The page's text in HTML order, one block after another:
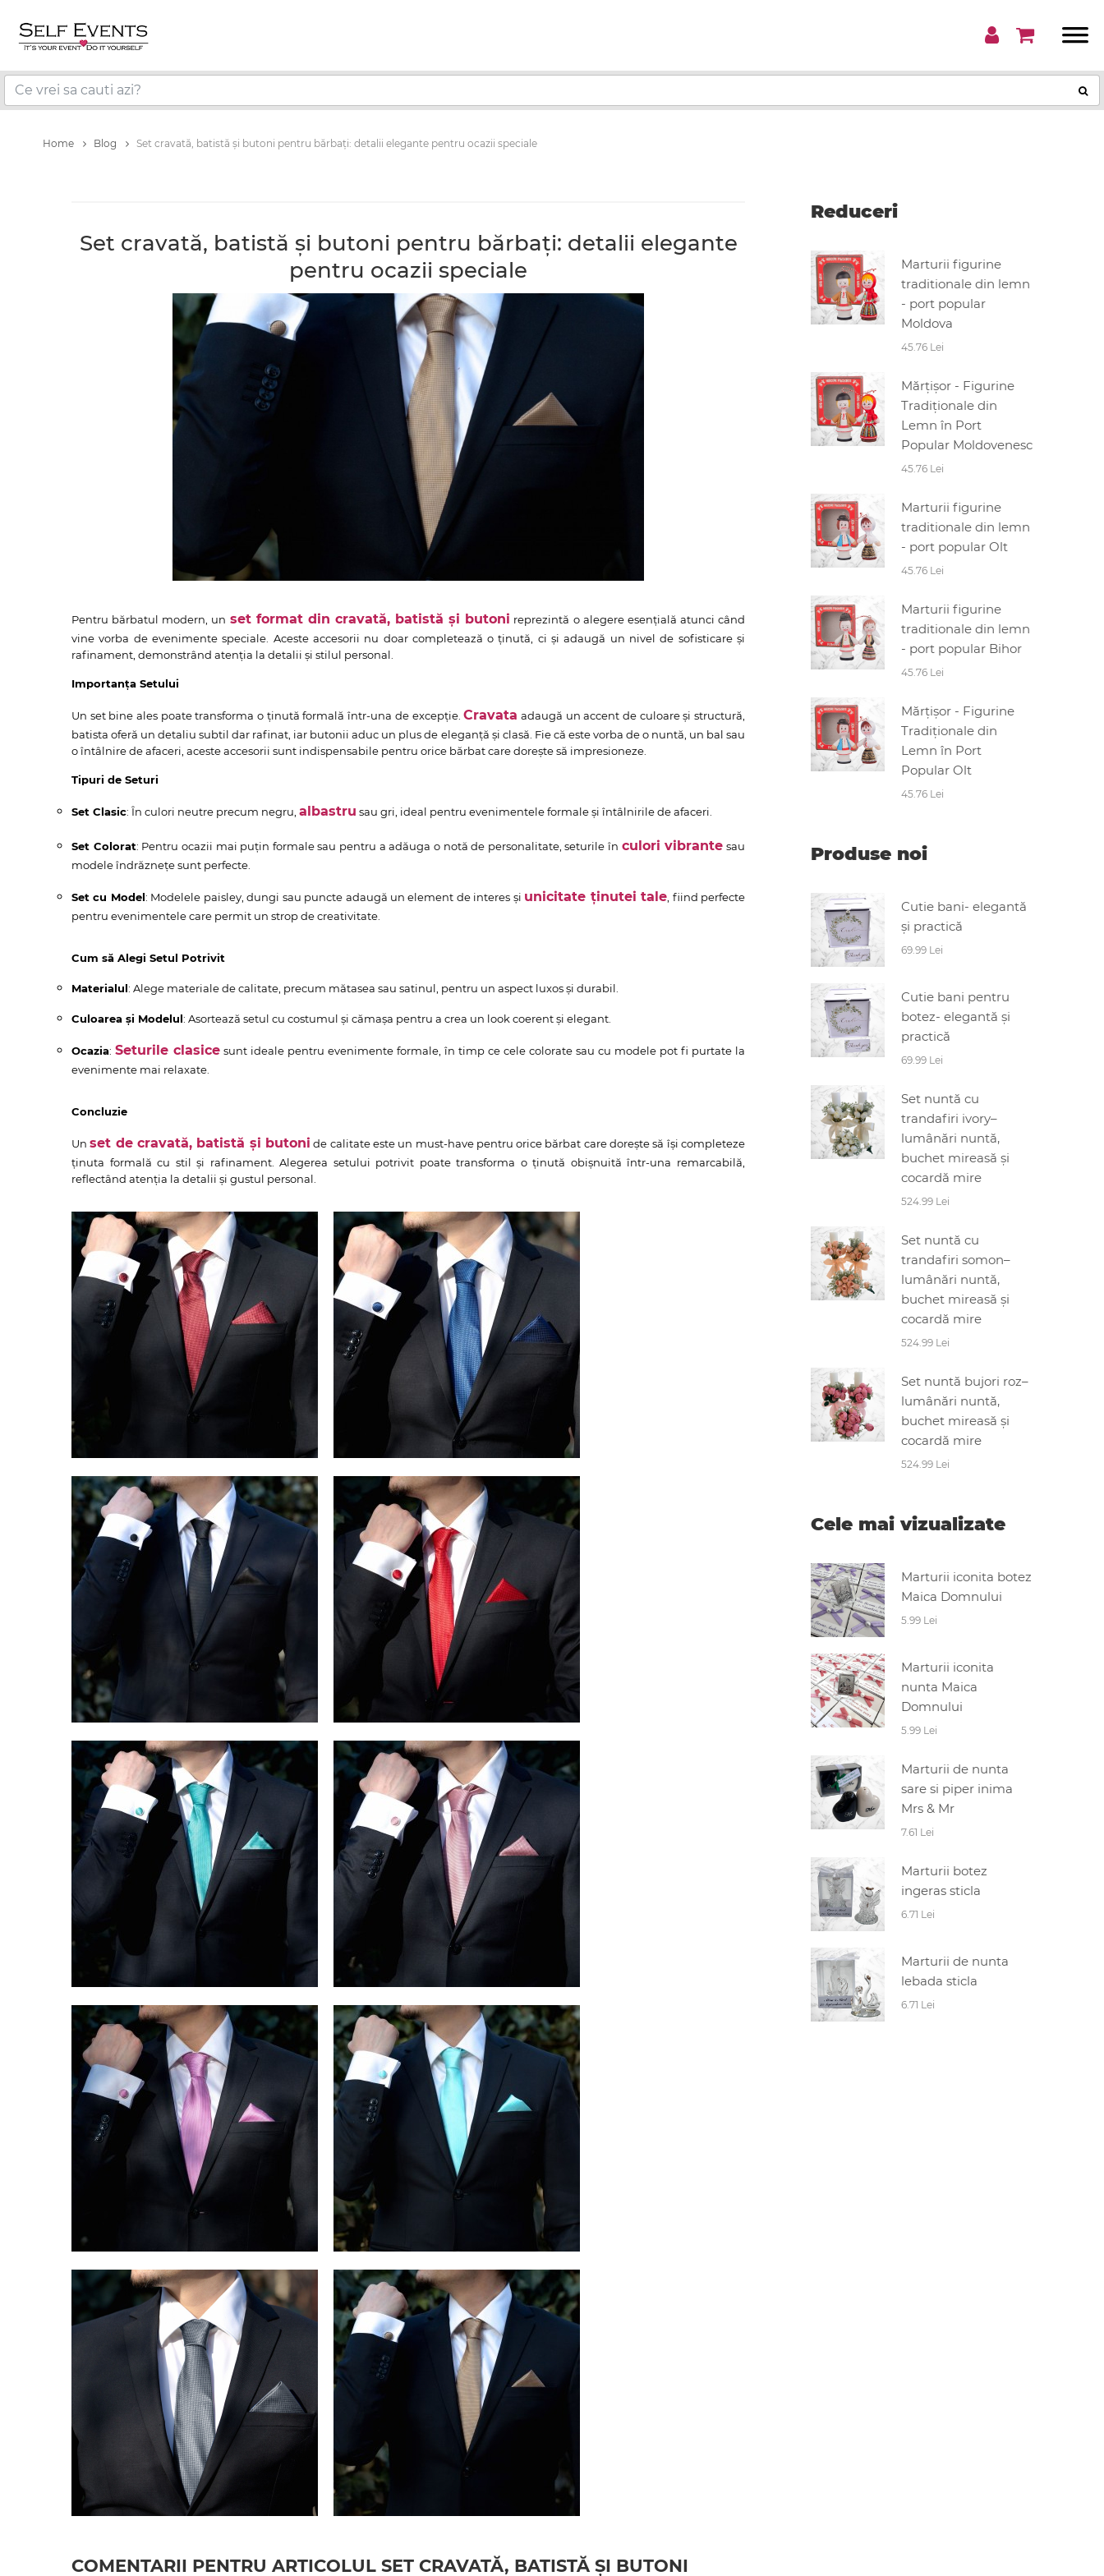
Home Blog Set cravată, batistă și butoni pentru bărbați: detalii elegante pentru ocazii speciale
Set cravată, batistă și butoni pentru bărbați: detalii elegante
pentru ocazii speciale
Pentru bărbatul modern, un set format din cravată, batistă și butoni reprezintă o alegere esențială atunci când
vine vorba de evenimente speciale. Aceste accesorii nu doar completează o ținută, ci și adaugă un nivel de sofisticare și
rafinament, demonstrând atenția la detalii și stilul personal.
Importanța Setului
Un set bine ales poate transforma o ținută formală într-una de excepție.Cravata adaugă un accent de culoare și structură,
batista oferă un detaliu subtil dar rafinat, iar butonii aduc un plus de eleganță și clasă. Fie că este vorba de o nuntă, un bal sau
o întâlnire de afaceri, aceste accesorii sunt indispensabile pentru orice bărbat care dorește să impresioneze.
Tipuri de Seturi
Set Clasic: În culori neutre precum negru, albastru sau gri, ideal pentru evenimentele formale și întâlnirile de afaceri.
Set Colorat: Pentru ocazii mai puțin formale sau pentru a adăuga o notă de personalitate, seturile în culori vibrante sau
modele îndrăznețe sunt perfecte.
Set cu Model: Modelele paisley, dungi sau puncte adaugă un element de interes și unicitate ținutei tale , fiind perfecte
pentru evenimentele care permit un strop de creativitate.
Cum să Alegi Setul Potrivit
Materialul: Alege materiale de calitate, precum mătasea sau satinul, pentru un aspect luxos și durabil.
Culoarea și Modelul: Asortează setul cu costumul și cămașa pentru a crea un look coerent și elegant.
Ocazia: Seturile clasice sunt ideale pentru evenimente formale, în timp ce cele colorate sau cu modele pot fi purtate la
evenimente mai relaxate.
Concluzie
Unset de cravată, batistă și butoni de calitate este un must-have pentru orice bărbat care dorește să își completeze
ținuta formală cu stil și rafinament. Alegerea setului potrivit poate transforma o ținută obișnuită într-una remarcabilă,
reflectând atenția la detalii și gustul personal.
COMENTARII PENTRU ARTICOLUL SET CRAVATĂ, BATISTĂ ȘI BUTONI
Reduceri
Marturii figurine
traditionale din lemn
- port popular
Moldova
45.76 Lei
Mărțișor - Figurine
Tradiționale din
Lemn în Port
Popular Moldovenesc
45.76 Lei
Marturii figurine
traditionale din lemn
- port popular Olt
45.76 Lei
Marturii figurine
traditionale din lemn
- port popular Bihor
45.76 Lei
Mărțișor - Figurine
Tradiționale din
Lemn în Port
Popular Olt
45.76 Lei
Produse noi
Cutie bani- elegantă
și practică
69.99 Lei
Cutie bani pentru
botez- elegantă și
practică
69.99 Lei
Set nuntă cu
trandafiri ivory–
lumânări nuntă,
buchet mireasă și
cocardă mire
524.99 Lei
Set nuntă cu
trandafiri somon–
lumânări nuntă,
buchet mireasă și
cocardă mire
524.99 Lei
Set nuntă bujori roz–
lumânări nuntă,
buchet mireasă și
cocardă mire
524.99 Lei
Cele mai vizualizate
Marturii iconita botez
Maica Domnului
5.99 Lei
Marturii iconita
nunta Maica
Domnului
5.99 Lei
Marturii de nunta
sare si piper inima
Mrs & Mr
7.61 Lei
Marturii botez
ingeras sticla
6.71 Lei
Marturii de nunta
lebada sticla
6.71 Lei